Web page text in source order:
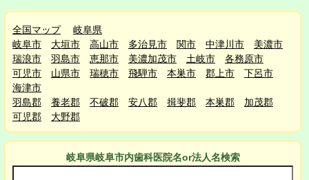
全国マップ
岐阜県
岐阜市
大垣市 高山市 多治見市 関市 中津川市
美濃市
瑞浪市
羽島市 恵那市 美濃加茂市 土岐市
各務原市
可児市
山県市 瑞穂市 飛騨市 本巣市 郡上市
下呂市
海津市
羽島郡
養老郡 不破郡 安八郡 揖斐郡 本巣郡
加茂郡
可児郡
大野郡
岐阜県岐阜市内歯科医院名or法人名検索